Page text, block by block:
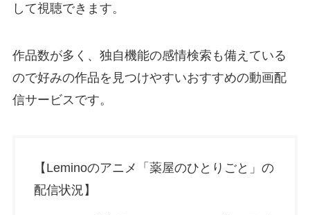
して視聴できます。
作品数が多く、独自機能の感情検索も備えている
ので好みの作品を見つけやすいおすすめの動画配
信サービスです。
【Leminoのアニメ「薬屋のひとりごと」の
配信状況】